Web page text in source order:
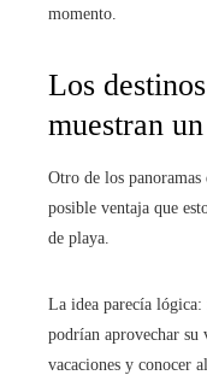
momento.
Los
muestran
Otro de los panoramas
posible ventaja que
de playa.
La idea parecía
podrían aprovechar su
vacaciones y conocer